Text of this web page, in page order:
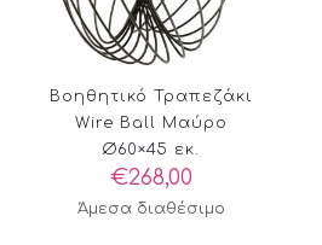
Βοηθητικό Τραπεζάκι
Wire Ball Μαύρο
Ø60×45 εκ.
€268,00
Άμεσα διαθέσιμο